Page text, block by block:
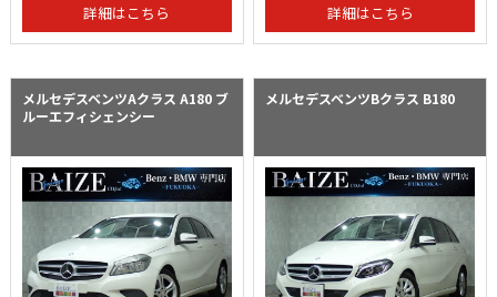
詳細はこちら 詳細はこちら
メルセデスベンツAクラス A180 ブ
ルーエフィシェンシー
メルセデスベンツBクラス B180